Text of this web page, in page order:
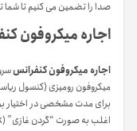
صدا را تضمین می کنیم تا شما
اجاره میکروفون
اجاره میکروفون کنفرانس
میکروفون رومیزی (کنسول
برای مدت مشخصی در اختیار